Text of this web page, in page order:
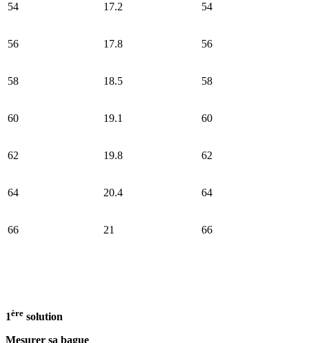
54 17.2 54
56 17.8 56
58 18.5 58
60 19.1 60
62 19.8 62
64 20.4 64
66 21 66
1ère solution
Mesurer sa bague